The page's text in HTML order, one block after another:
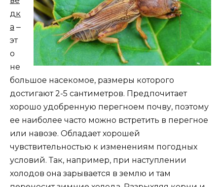
дк
а ‒
эт
о
не
большое насекомое, размеры которого
достигают 2-5 сантиметров. Предпочитает
хорошо удобренную перегноем почву, поэтому
ее наиболее часто можно встретить в перегное
или навозе. Обладает хорошей
чувствительностью к изменениям погодных
условий. Так, например, при наступлении
холодов она зарывается в землю и там